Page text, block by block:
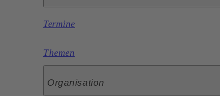
Termine
Themen
Organisation